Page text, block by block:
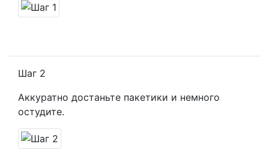
Шаг 2
Аккуратно достаньте пакетики и немного
остудите.